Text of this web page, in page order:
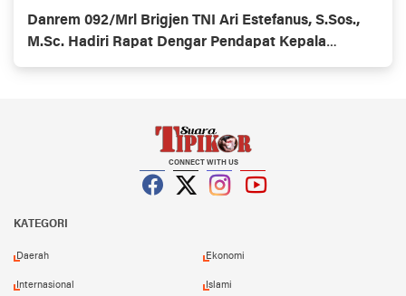
Danrem 092/Mrl Brigjen TNI Ari Estefanus, S.Sos.,
M.Sc. Hadiri Rapat Dengar Pendapat Kepala
Daerah Se-Provinsi Kalimantan Utara
CONNECT WITH US
KATEGORI
Daerah Ekonomi
Internasional Islami